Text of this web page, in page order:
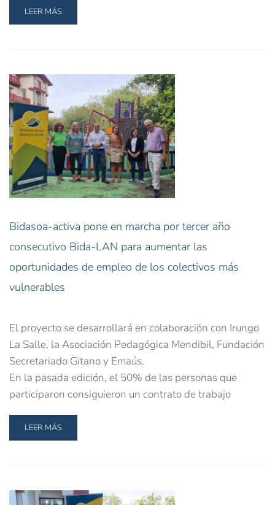
LEER MÁS
Bidasoa-activa pone en marcha por tercer año
consecutivo Bida-LAN para aumentar las
oportunidades de empleo de los colectivos más
vulnerables
El proyecto se desarrollará en colaboración con Irungo
La Salle, la Asociación Pedagógica Mendibil, Fundación
Secretariado Gitano y Emaús.
En la pasada edición, el 50% de las personas que
participaron consiguieron un contrato de trabajo
LEER MÁS